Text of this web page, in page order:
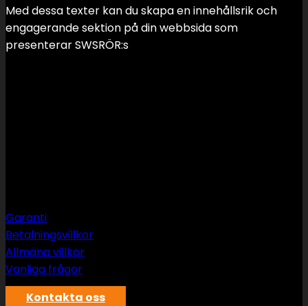
Med dessa texter kan du skapa en innehållsrik och
engagerande sektion på din webbsida som
presenterar SWSRÖR:s
Garanti
Betalningsvillkor
Allmäna villkor
Vanliga frågor
Kontakta oss